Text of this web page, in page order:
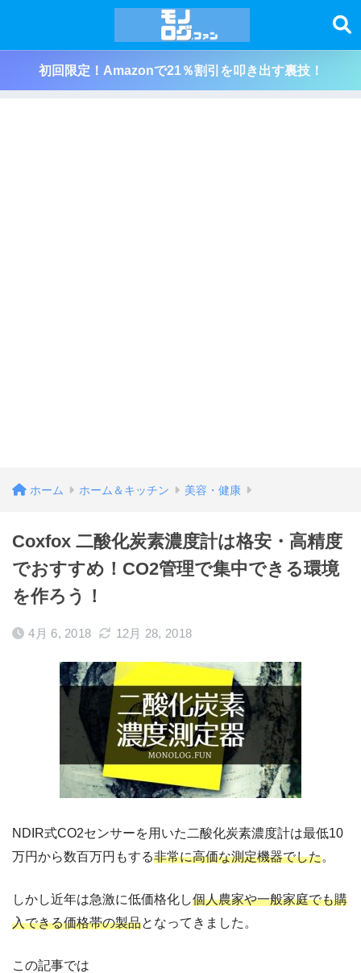
初回限定！Amazonで21％割引を叩き出す裏技！
ホーム ホーム＆キッチン 美容・健康
Coxfox 二酸化炭素濃度計は格安・高精度
でおすすめ！CO2管理で集中できる環境
を作ろう！
4月 6, 2018 12月 28, 2018
NDIR式CO2センサーを用いた二酸化炭素濃度計は最低10
万円から数百万円もする非常に高価な測定機器でした。
しかし近年は急激に低価格化し個人農家や一般家庭でも購
入できる価格帯の製品となってきました。
この記事では